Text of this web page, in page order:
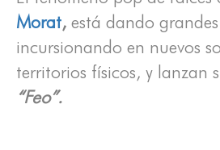
Morat, está dando
incursionando en nuevos
territorios físicos, y lanzan
“Feo”.